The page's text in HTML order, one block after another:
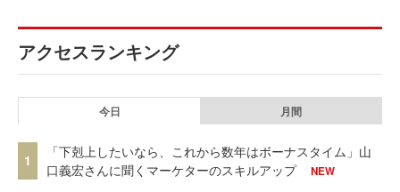
アクセスランキング
今日 月間
1
「下剋上したいなら、これから数年はボーナスタイム」山
口義宏さんに聞くマーケターのスキルアップ
NEW